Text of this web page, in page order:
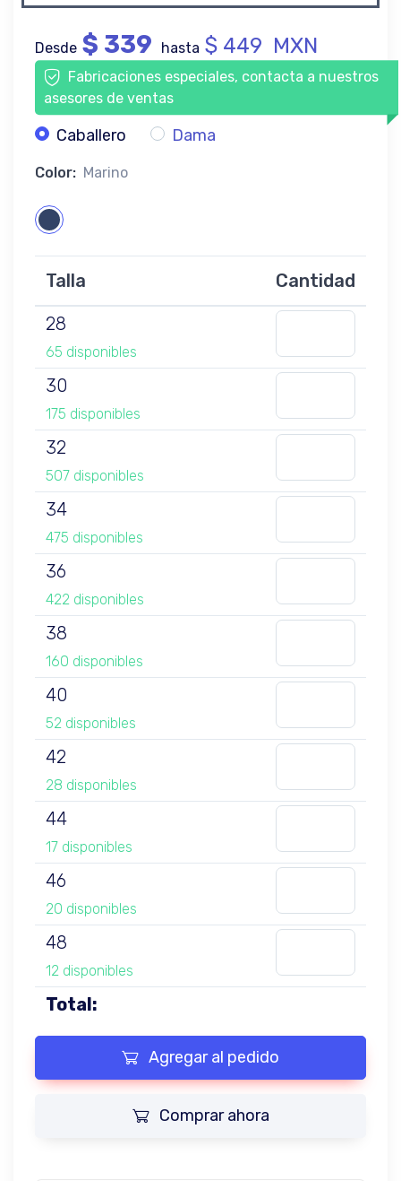
Desde $ 339 hasta $ 449 MXN
Fabricaciones especiales, contacta a nuestros
asesores de ventas
Caballero Dama
Color: Marino
Talla
Cantidad
28
65 disponibles
30
175 disponibles
32
507 disponibles
34
475 disponibles
36
422 disponibles
38
160 disponibles
40
52 disponibles
42
28 disponibles
44
17 disponibles
46
20 disponibles
48
12 disponibles
Total:
Agregar al pedido
Comprar ahora